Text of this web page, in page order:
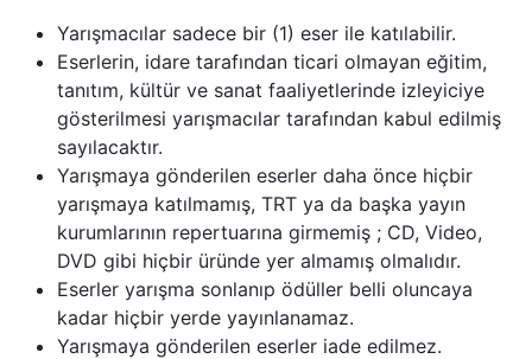
Yarışmacılar sadece bir (1) eser ile katılabilir.
Eserlerin, idare tarafından ticari olmayan eğitim,
tanıtım, kültür ve sanat faaliyetlerinde izleyiciye
gösterilmesi yarışmacılar tarafından kabul edilmiş
sayılacaktır.
Yarışmaya gönderilen eserler daha önce hiçbir
yarışmaya katılmamış, TRT ya da başka yayın
kurumlarının repertuarına girmemiş ; CD, Video,
DVD gibi hiçbir üründe yer almamış olmalıdır.
Eserler yarışma sonlanıp ödüller belli oluncaya
kadar hiçbir yerde yayınlanamaz.
Yarışmaya gönderilen eserler iade edilmez.